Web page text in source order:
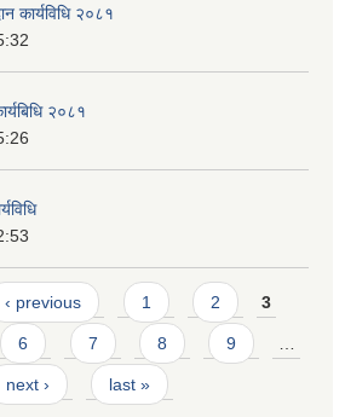
कार्यविधि २०८१
२०८१
‹ previous 1 2 3
6 7 8 9
next › last »